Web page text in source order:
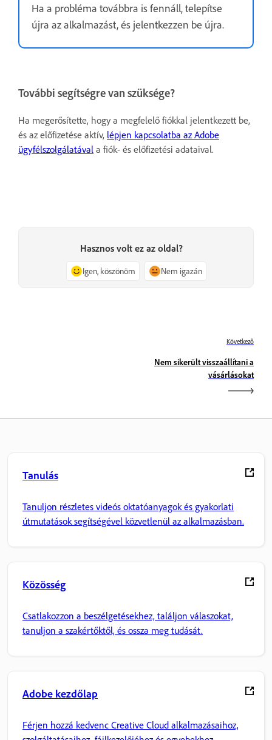
Ha a probléma továbbra is fennáll, telepítse
újra az alkalmazást, és jelentkezzen be újra.
További segítségre van szüksége?
Ha megerősítette, hogy a megfelelő fiókkal jelentkezett be,
és az előfizetése aktív, lépjen kapcsolatba az Adobe
ügyfélszolgálatával a fiók- és előfizetési adataival.
Hasznos volt ez az oldal?
Igen, köszönöm Nem igazán
Következő
Nem sikerült visszaállítani a
vásárlásokat
Tanulás
Tanuljon részletes videós oktatóanyagok és gyakorlati
útmutatások segítségével közvetlenül az alkalmazásban.
Közösség
Csatlakozzon a beszélgetésekhez, találjon válaszokat,
tanuljon a szakértőktől, és ossza meg tudását.
Adobe kezdőlap
Férjen hozzá kedvenc Creative Cloud alkalmazásaihoz,